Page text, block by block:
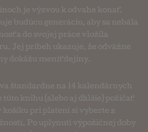
je výzvou k odvahe konať.
budúcu generáciu, aby sa nebála
a do svojej práce vložila
Jej príbeh ukazuje, že odvážne
dokážu meniť dejiny.
štandardne na 14 kalendárnych
túto knihu (alebo aj ďalšie) požičať
košíku pri platení si vyberte z
Po uplynutí výpožičnej doby